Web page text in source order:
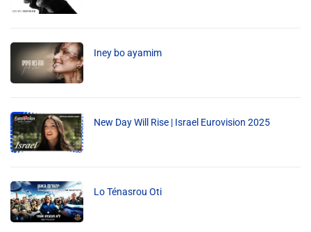
Info routes
Alerte Méduses 06
RCN Soutiens
MEDIAS
Photos
Iney bo ayamim
New Day Will Rise | Israel Eurovision 2025
Lo Ténasrou Oti